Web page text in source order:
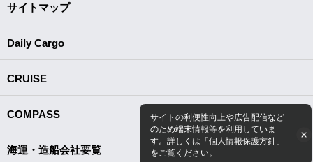
サイトの利便性向上や広告配信など
のため端末情報等を利用していま
す。詳しくは「個人情報保護方針」
をご覧ください。
サイトマップ
Daily Cargo
CRUISE
COMPASS
海運・造船会社要覧